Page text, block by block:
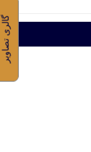
گالری تصاویر